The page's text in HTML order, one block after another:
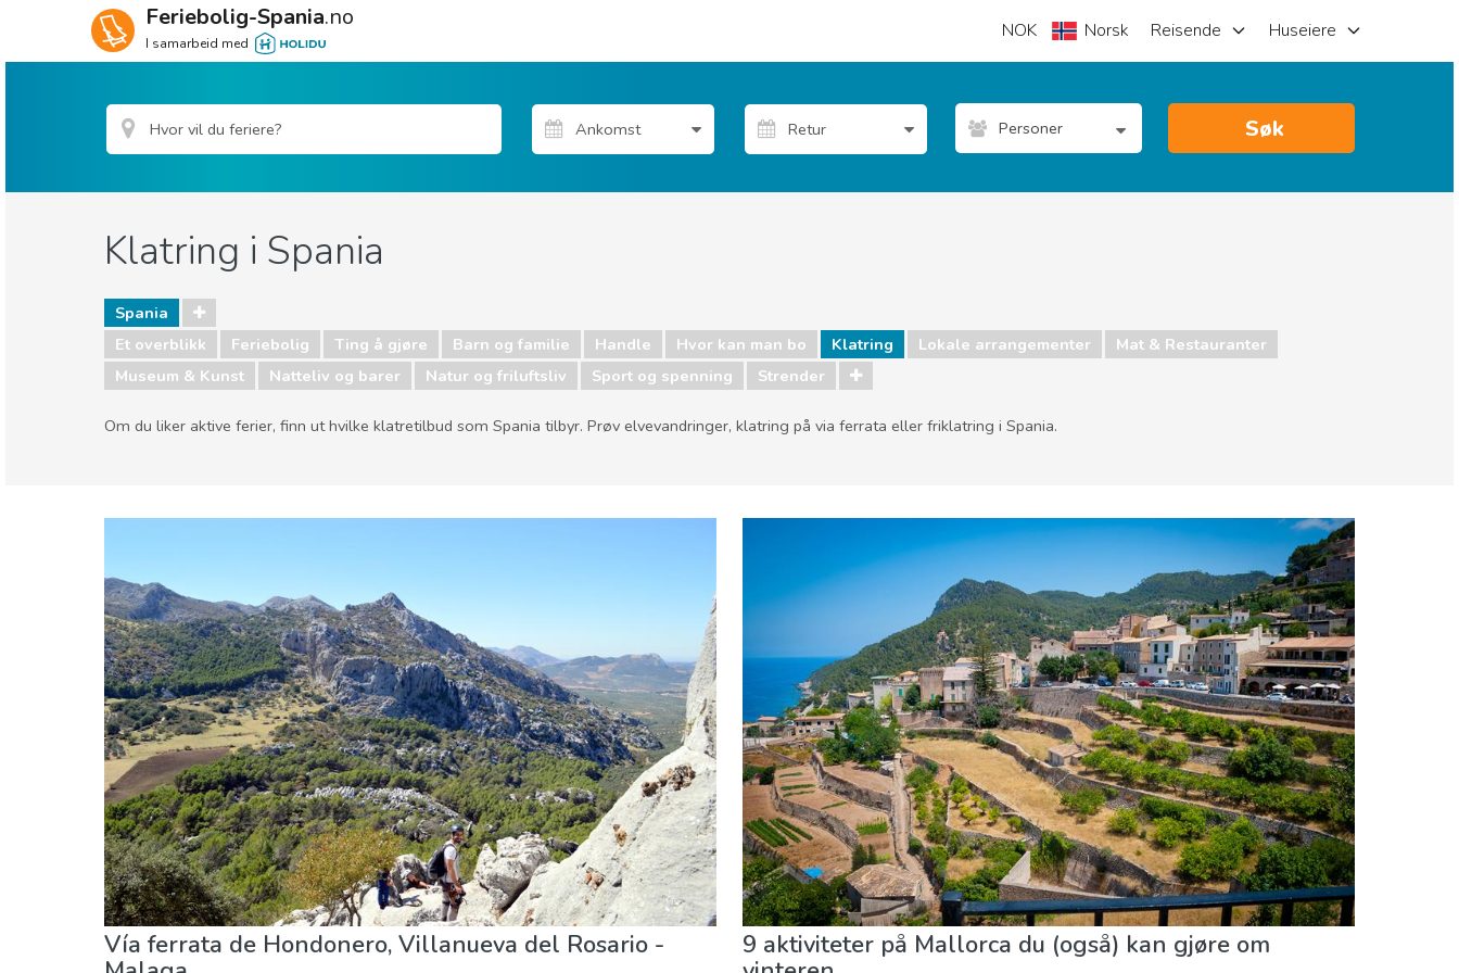
Feriebolig-Spania.no
I samarbeid med
NOK Norsk Reisende Huseiere
Personer Søk
Klatring i Spania
Spania
Et overblikk
Feriebolig Ting å gjøre Barn og familie Handle Hvor kan man bo Klatring Lokale arrangementer
Mat & Restauranter
Museum & Kunst
Natteliv og barer Natur og friluftsliv Sport og spenning Strender
Om du liker aktive ferier, finn ut hvilke klatretilbud som Spania tilbyr. Prøv elvevandringer, klatring på via ferrata eller friklatring i Spania.
Museum & Kunst Natteliv og barer
Natur og friluftsliv
Sport og spenning
Vía ferrata de Hondonero, Villanueva del Rosario -
9 aktiviteter på Mallorca du (også) kan gjøre om